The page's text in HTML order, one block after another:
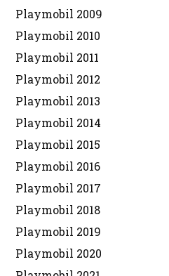
Playmobil 2009
Playmobil 2010
Playmobil 2011
Playmobil 2012
Playmobil 2013
Playmobil 2014
Playmobil 2015
Playmobil 2016
Playmobil 2017
Playmobil 2018
Playmobil 2019
Playmobil 2020